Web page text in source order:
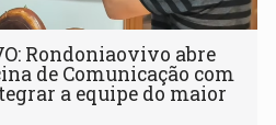
Rondoniaovivo abre
de Comunicação com
a equipe do maior